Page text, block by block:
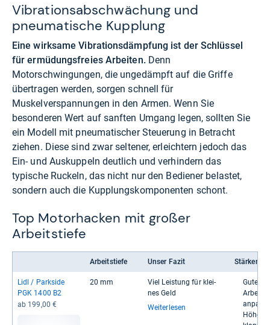
Vibrationsabschwächung und
pneumatische Kupplung
Eine wirksame Vibrationsdämpfung ist der Schlüssel
für ermüdungsfreies Arbeiten.Denn
Motorschwingungen, die ungedämpft auf die Griffe
übertragen werden, sorgen schnell für
Muskelverspannungen in den Armen. Wenn Sie
besonderen Wert auf sanften Umgang legen, sollten Sie
ein Modell mit pneumatischer Steuerung in Betracht
ziehen. Diese sind zwar seltener, erleichtern jedoch das
Ein- und Auskuppeln deutlich und verhindern das
typische Ruckeln, das nicht nur den Bediener belastet,
sondern auch die Kupplungskomponenten schont.
Top Motorhacken mit großer
Arbeitstiefe
Arbeitstiefe Unser Fazit Stärken
Lidl / Park­side
PGK 1400 B2
ab 199,00 €
20 mm
Viel Leis­tung für klei­
nes Geld
Weiterlesen
Gute